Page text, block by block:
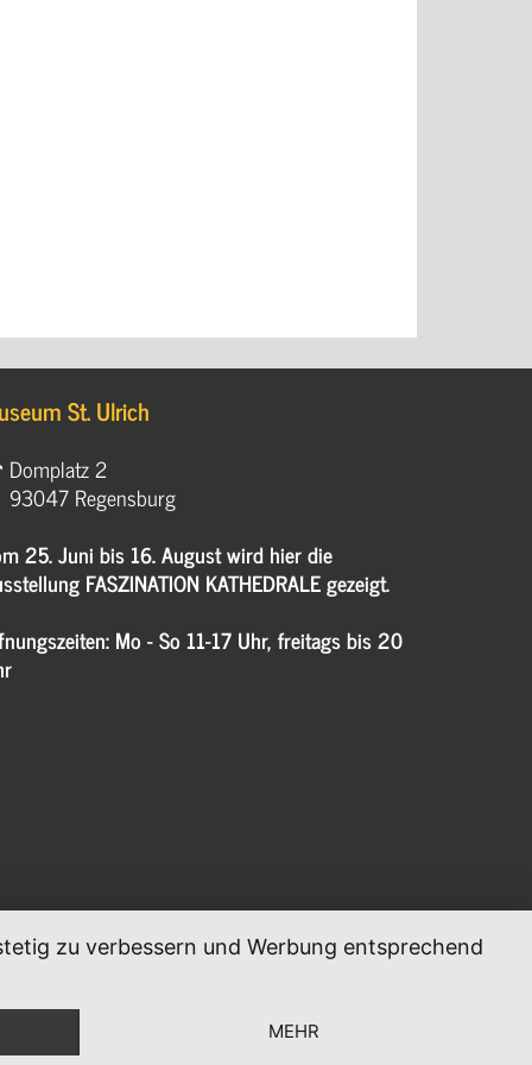
St. Ulrich
Domplatz 2
93047 Regensburg
25. Juni bis 16. August wird hier die
FASZINATION KATHEDRALE gezeigt.
Mo - So 11-17 Uhr, freitags bis 20
zu verbessern und Werbung entsprechend
MEHR